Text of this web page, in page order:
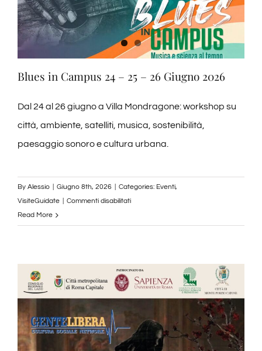
Blues in Campus 24 – 25 – 26 Giugno 2026
Dal 24 al 26 giugno a Villa Mondragone: workshop su
città, ambiente, satelliti, musica, sostenibilità,
paesaggio sonoro e cultura urbana.
By Alessio Giugno 8th, 2026 Categories: Eventi,
VisiteGuidate
Commenti disabilitatisu
in
–
25
–
Giugno
2026
Read More